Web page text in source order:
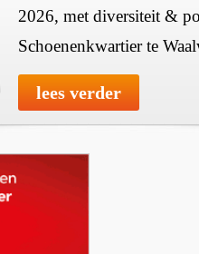
2026, met diversiteit &
Schoenenkwartier te
lees verder